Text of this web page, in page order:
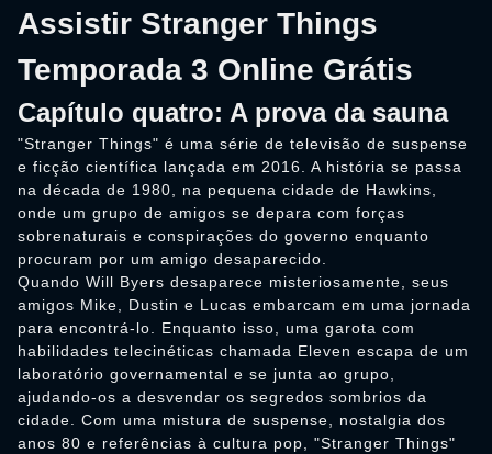
Assistir Stranger Things
Temporada 3 Online Grátis
Capítulo quatro: A prova da sauna
"Stranger Things" é uma série de televisão de suspense
e ficção científica lançada em 2016. A história se passa
na década de 1980, na pequena cidade de Hawkins,
onde um grupo de amigos se depara com forças
sobrenaturais e conspirações do governo enquanto
procuram por um amigo desaparecido.
Quando Will Byers desaparece misteriosamente, seus
amigos Mike, Dustin e Lucas embarcam em uma jornada
para encontrá-lo. Enquanto isso, uma garota com
habilidades telecinéticas chamada Eleven escapa de um
laboratório governamental e se junta ao grupo,
ajudando-os a desvendar os segredos sombrios da
cidade. Com uma mistura de suspense, nostalgia dos
anos 80 e referências à cultura pop, "Stranger Things"